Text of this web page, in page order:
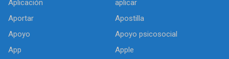
Aplicación
aplicar
Aportar
Apostilla
Apoyo
Apoyo psicosocial
App
Apple